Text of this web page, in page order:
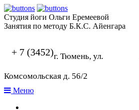
Студия йоги Ольги Еремеевой
Занятия по методу Б.К.С. Айенгара
+ 7 (3452)г. Тюмень, ул.
Комсомольская д. 56/2
Меню